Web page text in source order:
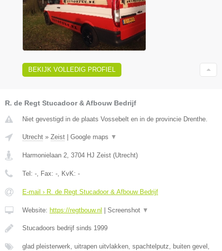
BEKIJK VOLLEDIG PROFIEL
R. de Regt Stucadoor & Afbouw Bedrijf
Niet gevestigd in de plaats Vossebelt en in de provincie Drenthe.
Utrecht » Zeist | Google maps ▼
Harmonielaan 2 3704 HJ Zeist (Utrecht)
Tel: - , Fax: - , KvK: -
E-mail › R. de Regt Stucadoor & Afbouw Bedrijf
Website: https://regtbouw.nl | Screenshot ▼
Stucadoors bedrijf sinds 1999
glad pleisterwerk, uitrapen uitvlakken, spachtelputz, buiten gevel,